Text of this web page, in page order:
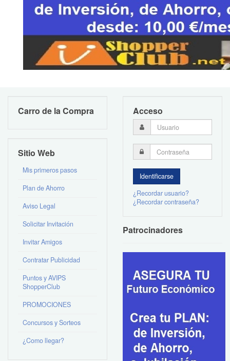
Carro de la Compra
Sitio Web
Mis primeros pasos
Plan de Ahorro
Aviso Legal
Solicitar Invitación
Invitar Amigos
Contratar Publicidad
Puntos y AVIPS
ShopperClub
PROMOCIONES
Concursos y Sorteos
¿Como llegar?
Acceso
¿Recordar usuario?
¿Recordar contraseña?
Patrocinadores